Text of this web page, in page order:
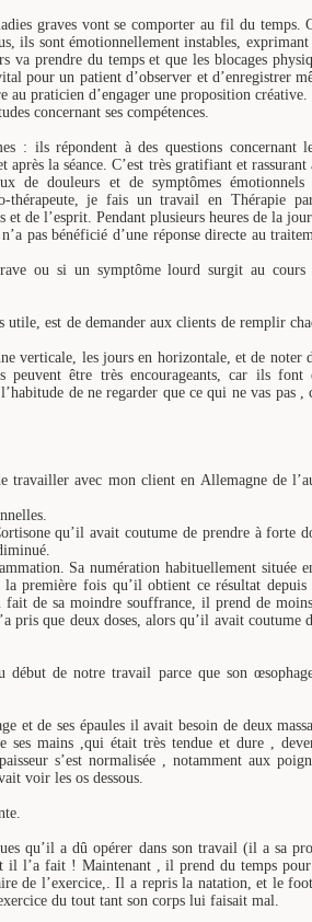
graves vont se comporter au fil du temps.
ils sont émotionnellement instables, exprimant
va prendre du temps et que les blocages
pour un patient d’observer et d’enregistrer
praticien d’engager une proposition créative.
concernant ses compétences.
: ils répondent à des questions concernant
après la séance. C’est très gratifiant et rassurant
de douleurs et de symptômes émotionnels
thérapeute, je fais un travail en Thérapie
de l’esprit. Pendant plusieurs heures de la
pas bénéficié d’une réponse directe au
ou si un symptôme lourd surgit au cours
est de demander aux clients de remplir
verticale, les jours en horizontale, et de noter
peuvent être très encourageants, car ils font
de ne regarder que ce qui ne vas pas ,
travailler avec mon client en Allemagne de
qu’il avait coutume de prendre à forte
Sa numération habituellement située
première fois qu’il obtient ce résultat depuis
fait de sa moindre souffrance, il prend de
pris que deux doses, alors qu’il avait coutume
de notre travail parce que son
et de ses épaules il avait besoin de deux
ses mains ,qui était très tendue et dure ,
s’est normalisée , notamment aux
voir les os dessous.
qu’il a dû opérer dans son travail (il a sa
il l’a fait ! Maintenant , il prend du temps
de l’exercice,. Il a repris la natation, et le
du tout tant son corps lui faisait mal.